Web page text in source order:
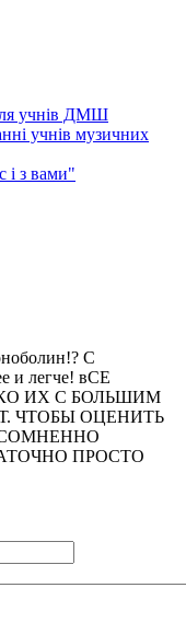
учнів ДМШ
учнів музичних
і з вами"
С
и легче! вСЕ
ИХ С БОЛЬШИМ
ЧТОБЫ ОЦЕНИТЬ
ПРОСТО